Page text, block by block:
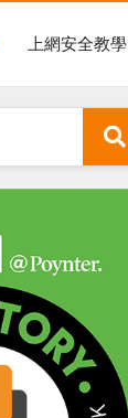
上網安全教學